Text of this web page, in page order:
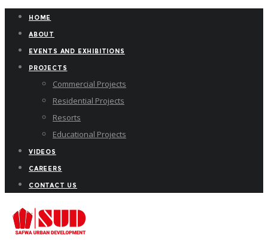
HOME
ABOUT
EVENTS AND EXHIBITIONS
PROJECTS
Commercial Projects
Residential Projects
Resorts
Educational Projects
VIDEOS
CAREERS
CONTACT US